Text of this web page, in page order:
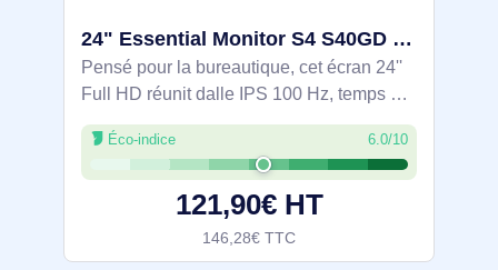
24" Essential Monitor S4 S40GD Full HD Monitor - LS24D406GAUXEN
Pensé pour la bureautique, cet écran 24''
Full HD réunit dalle IPS 100 Hz, temps de
réponse 5 ms, angles 178° et couleurs
NTSC 72%. Confort visuel avec Eye
Saver et anti-scintillement. Pied réglable
Éco-indice 6.0/10
121,90€ HT
146,28€ TTC